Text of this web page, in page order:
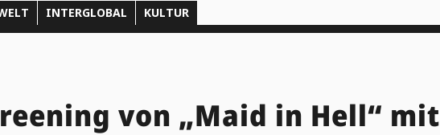
INTERGLOBAL KULTUR
von „Maid in Hell“ mit